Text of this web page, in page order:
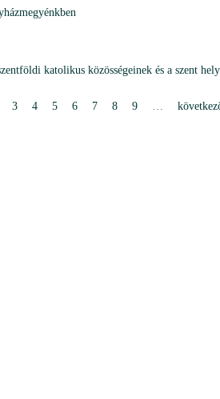
katolikus közösségeinek és a szent
3 4 5 6 7 8 9 …